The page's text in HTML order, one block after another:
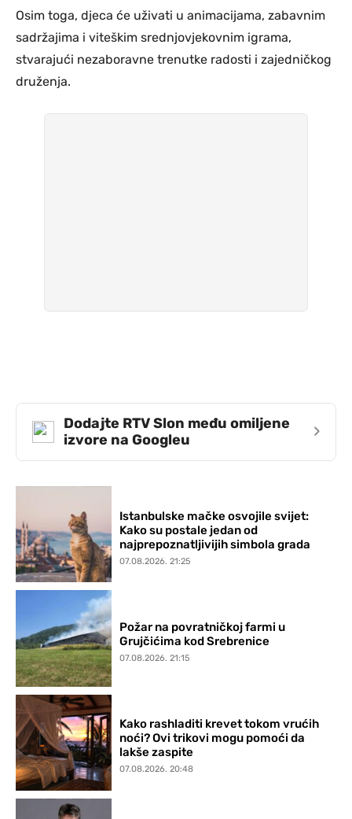
Osim toga, djeca će uživati u animacijama, zabavnim
sadržajima i viteškim srednjovjekovnim igrama,
stvarajući nezaboravne trenutke radosti i zajedničkog
druženja.
Dodajte RTV Slon među omiljene
izvore na Googleu
›
Istanbulske mačke osvojile svijet:
Kako su postale jedan od
najprepoznatljivijih simbola grada
07.08.2026. 21:25
Požar na povratničkoj farmi u
Grujčićima kod Srebrenice
07.08.2026. 21:15
Kako rashladiti krevet tokom vrućih
noći? Ovi trikovi mogu pomoći da
lakše zaspite
07.08.2026. 20:48